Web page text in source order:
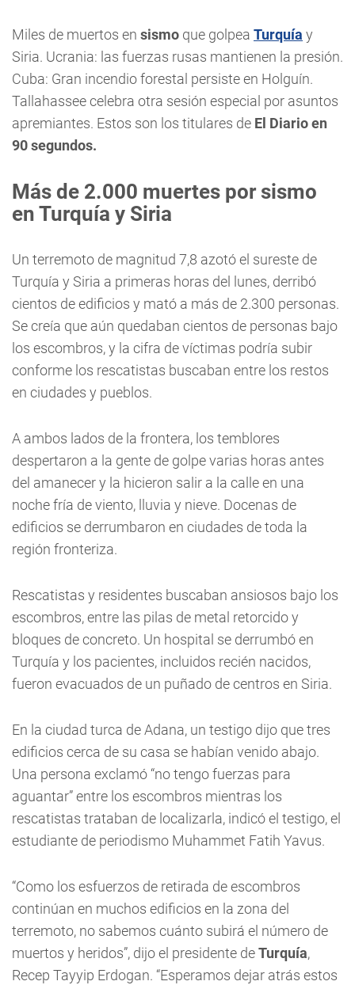
Miles de muertos en sismo que golpea Turquía y
Siria. Ucrania: las fuerzas rusas mantienen la presión.
Cuba: Gran incendio forestal persiste en Holguín.
Tallahassee celebra otra sesión especial por asuntos
apremiantes. Estos son los titulares de El Diario en
90 segundos.
Más de 2.000 muertes por sismo
en Turquía y Siria
Un terremoto de magnitud 7,8 azotó el sureste de
Turquía y Siria a primeras horas del lunes, derribó
cientos de edificios y mató a más de 2.300 personas.
Se creía que aún quedaban cientos de personas bajo
los escombros, y la cifra de víctimas podría subir
conforme los rescatistas buscaban entre los restos
en ciudades y pueblos.
A ambos lados de la frontera, los temblores
despertaron a la gente de golpe varias horas antes
del amanecer y la hicieron salir a la calle en una
noche fría de viento, lluvia y nieve. Docenas de
edificios se derrumbaron en ciudades de toda la
región fronteriza.
Rescatistas y residentes buscaban ansiosos bajo los
escombros, entre las pilas de metal retorcido y
bloques de concreto. Un hospital se derrumbó en
Turquía y los pacientes, incluidos recién nacidos,
fueron evacuados de un puñado de centros en Siria.
En la ciudad turca de Adana, un testigo dijo que tres
edificios cerca de su casa se habían venido abajo.
Una persona exclamó “no tengo fuerzas para
aguantar” entre los escombros mientras los
rescatistas trataban de localizarla, indicó el testigo, el
estudiante de periodismo Muhammet Fatih Yavus.
“Como los esfuerzos de retirada de escombros
continúan en muchos edificios en la zona del
terremoto, no sabemos cuánto subirá el número de
muertos y heridos”, dijo el presidente deTurquía,
Recep Tayyip Erdogan. “Esperamos dejar atrás estos